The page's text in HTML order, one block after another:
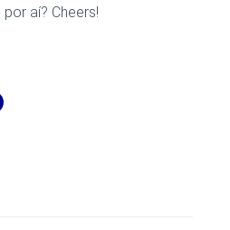
aí? Cheers!